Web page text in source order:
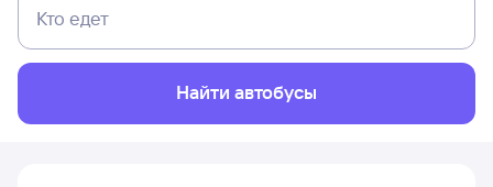
Кто едет
Найти автобусы